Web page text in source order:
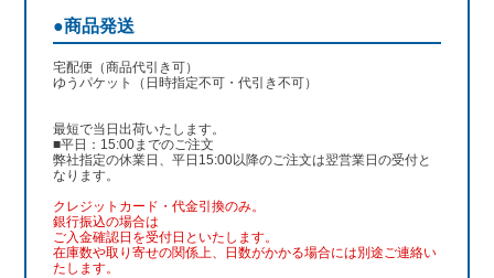
●商品発送
宅配便（商品代引き可）
ゆうパケット（日時指定不可・代引き不可）
最短で当日出荷いたします。
■平日：15:00までのご注文
弊社指定の休業日、平日15:00以降のご注文は翌営業日の受付と
なります。
クレジットカード・代金引換のみ。
銀行振込の場合は
ご入金確認日を受付日といたします。
在庫数や取り寄せの関係上、日数がかかる場合には別途ご連絡い
たします。